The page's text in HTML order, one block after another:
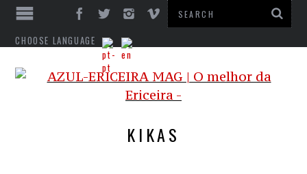
CHOOSE LANGUAGE
KIKAS